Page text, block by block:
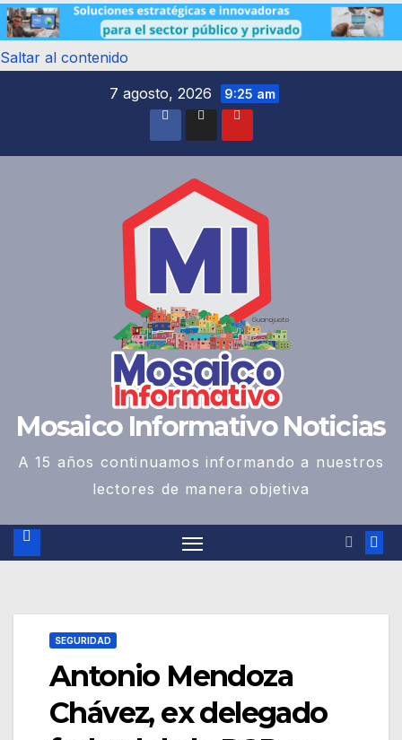
Saltar al contenido
7 agosto, 2026
9:25 am
Mosaico Informativo Noticias
A 15 años continuamos informando a nuestros
lectores de manera objetiva
SEGURIDAD
Antonio Mendoza
Chávez, ex delegado